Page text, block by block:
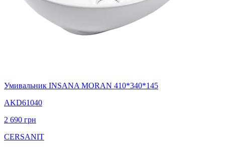
Умивальник INSANA MORAN 410*340*145
AKD61040
2 690 грн
CERSANIT